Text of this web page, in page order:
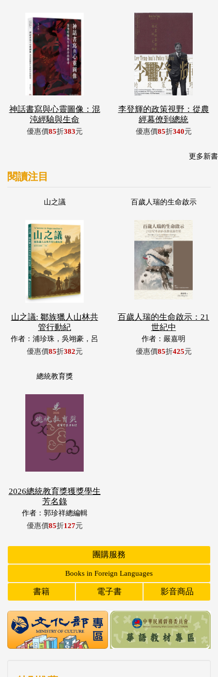
神話書寫與心靈圖像：混
沌經驗與生命
優惠價85折383元
李登輝的政策視野：從農
經幕僚到總統
優惠價85折340元
更多新書
閱讀注目
山之議
山之議: 鄒族獵人山林共
管行動紀
作者：浦珍珠，吳翊豪，呂
翊齊，張惠東，許玉青，王
優惠價85折382元
百歲人瑞的生命啟示
百歲人瑞的生命啟示：21
世紀中
作者：嚴嘉明
優惠價85折425元
總統教育獎
2026總統教育獎獲獎學生
芳名錄
作者：郭珍祥總編輯
優惠價85折127元
團購服務
Books in Foreign Languages
書籍 電子書 影音商品